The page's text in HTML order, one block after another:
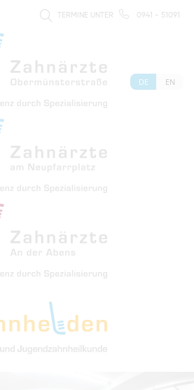
TERMINE UNTER 0941 - 51091
DE EN